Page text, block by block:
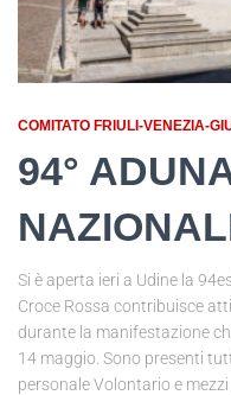
COMITATO FRIULI-VENEZIA-
94°
Si è aperta ieri a Udine la
Croce Rossa contribuisce
durante la manifestazione
14 maggio. Sono presenti
personale Volontario e